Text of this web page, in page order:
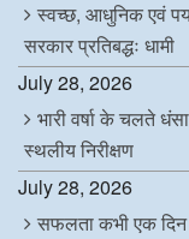
स्वच्छ, आधुनिक एवं
सरकार प्रतिबद्धः धामी
July 28, 2026
भारी वर्षा के चलते
स्थलीय निरीक्षण
July 28, 2026
सफलता कभी एक दिन